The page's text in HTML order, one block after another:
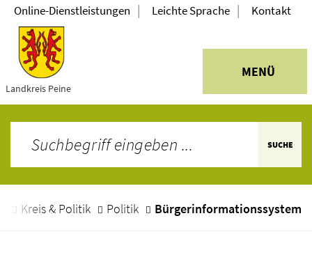
Landkreis Peine
MENÜ
Online-Dienstleistungen | Leichte Sprache | Kontakt
SUCHE
Kreis & Politik Politik Bürgerinformationssystem